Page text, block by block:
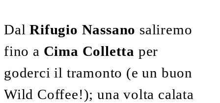
DalRifugio Nassano saliremo
fino a Cima Colletta per
goderci il tramonto (e un buon
Wild Coffee!); una volta calata